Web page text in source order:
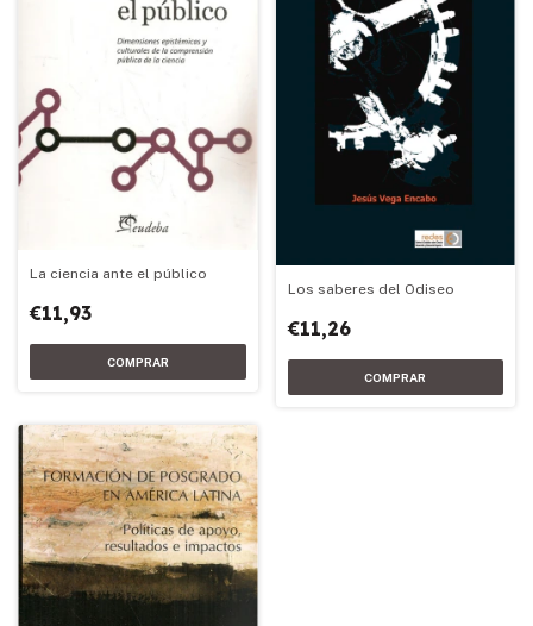
La ciencia ante el público
€11,93
Los saberes del Odiseo
€11,26